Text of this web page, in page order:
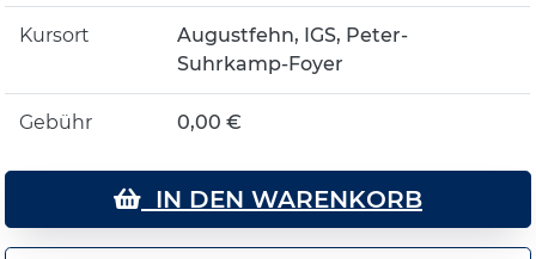
Kursort
Augustfehn, IGS, Peter-
Suhrkamp-Foyer
Gebühr 0,00 €
IN DEN WARENKORB